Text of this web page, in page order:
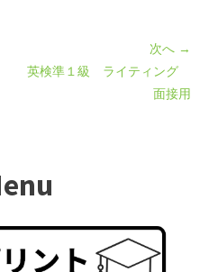
次へ →
英検準１級 ライティング
面接用